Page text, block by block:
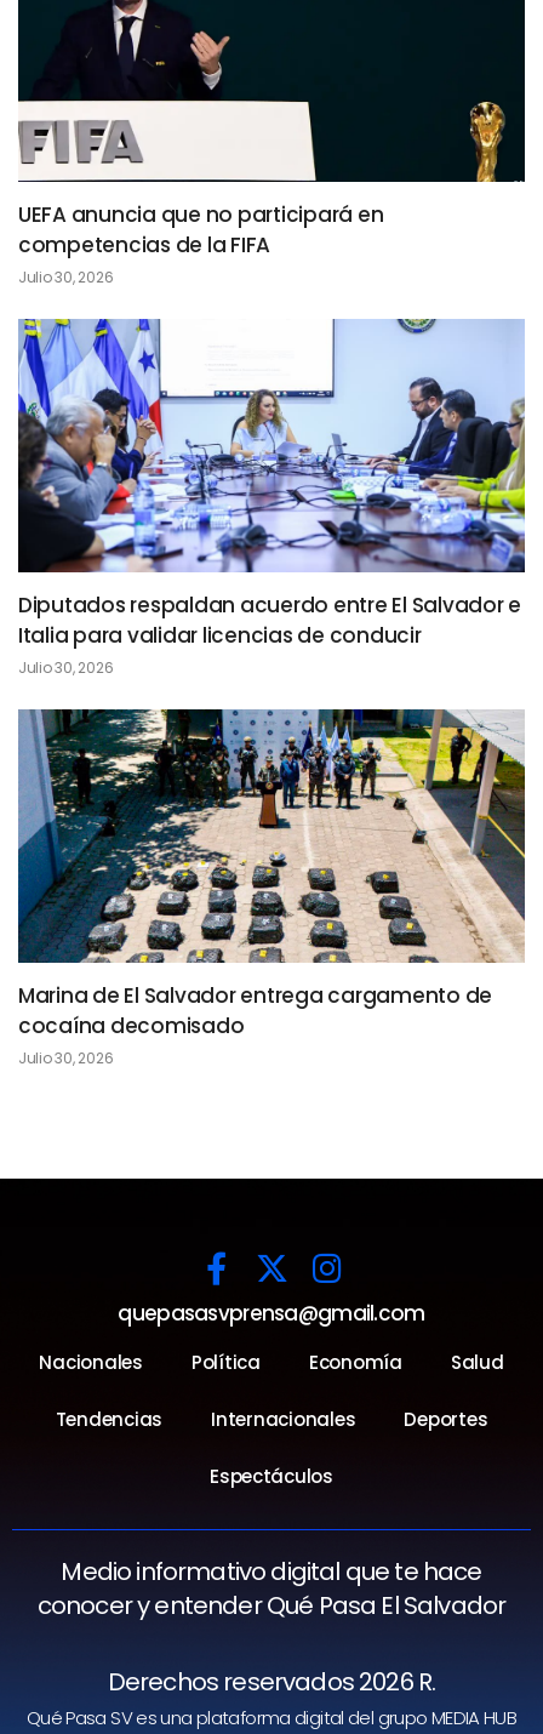
UEFA anuncia que no participará en
competencias de la FIFA
Julio 30, 2026
Diputados respaldan acuerdo entre El Salvador e
Italia para validar licencias de conducir
Julio 30, 2026
Marina de El Salvador entrega cargamento de
cocaína decomisado
Julio 30, 2026
quepasasvprensa@gmail.com
Nacionales Política Economía Salud
Tendencias Internacionales Deportes
Espectáculos
Medio informativo digital que te hace
conocer y entender Qué Pasa El Salvador
Derechos reservados 2026 R.
Qué Pasa SV es una plataforma digital del grupo MEDIA HUB